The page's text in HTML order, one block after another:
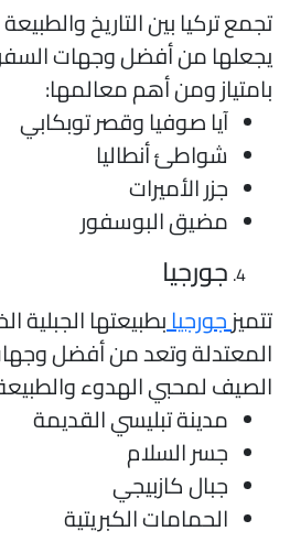
تركيا بين التاريخ والطبيعة
من أفضل وجهات السفر
ومن أهم معالمها:
آيا صوفيا وقصر توبكابي
شواطئ أنطاليا
جزر الأميرات
مضيق البوسفور
جورجيا
جورجيابطبيعتها الجبلية
وتعد من أفضل وجهات
لمحبي الهدوء والطبيعة
مدينة تبليسي القديمة
جسر السلام
جبال كازبيجي
الحمامات الكبريتية